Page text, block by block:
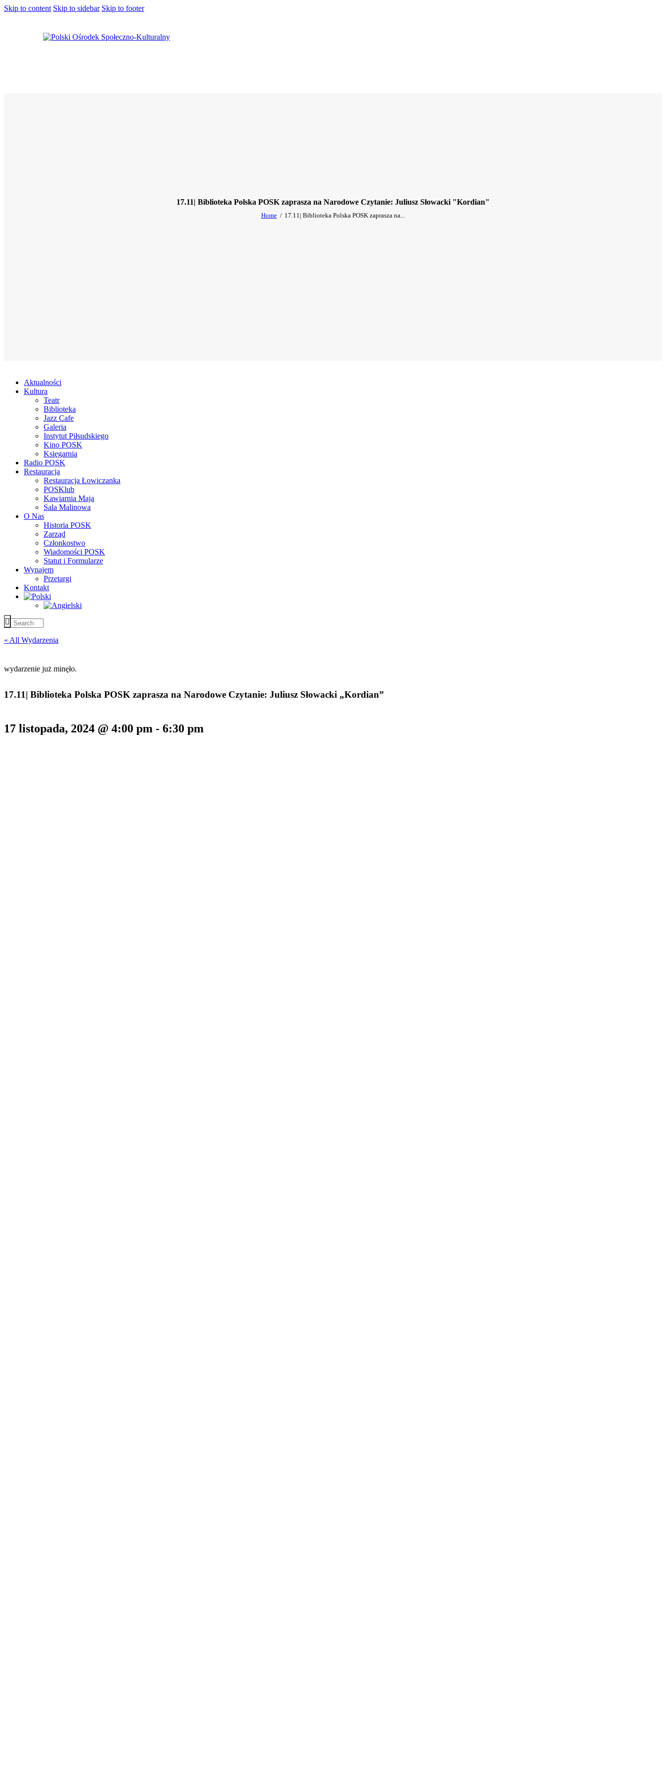
Skip to content Skip to sidebar Skip to footer
17.11| Biblioteka Polska POSK zaprasza na Narodowe Czytanie: Juliusz Słowacki "Kordian"
Home 17.11| Biblioteka Polska POSK zaprasza na...
Aktualności
Kultura
Teatr
Biblioteka
Jazz Cafe
Galeria
Instytut Piłsudskiego
Kino POSK
Księgarnia
Radio POSK
Restauracja
Restauracja Łowiczanka
POSKlub
Kawiarnia Maja
Sala Malinowa
O Nas
Historia POSK
Zarząd
Członkostwo
Wiadomości POSK
Statut i Formularze
Wynajem
Przetargi
Kontakt
« All Wydarzenia
wydarzenie już minęło.
17.11| Biblioteka Polska POSK zaprasza na Narodowe Czytanie: Juliusz Słowacki „Kordian”
17 listopada, 2024 @ 4:00 pm - 6:30 pm